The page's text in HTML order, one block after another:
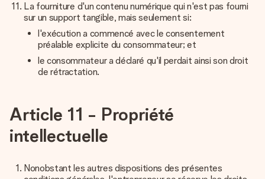
La fourniture d'un contenu numérique qui n'est pas fourni
sur un support tangible, mais seulement si:
l'exécution a commencé avec le consentement
préalable explicite du consommateur; et
le consommateur a déclaré qu'il perdait ainsi son droit
de rétractation.
Article 11 - Propriété
intellectuelle
Nonobstant les autres dispositions des présentes